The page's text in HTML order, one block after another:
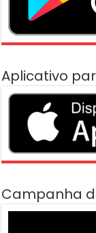
Aplicativo
Campanha